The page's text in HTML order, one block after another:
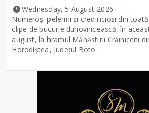
Wednesday, 5 August 2026
Numeroși pelerini și credincioși din
clipe de bucurie duhovnicească, în
august, la hramul Mănăstirii Crăiniceni
Horodiștea, județul Boto...